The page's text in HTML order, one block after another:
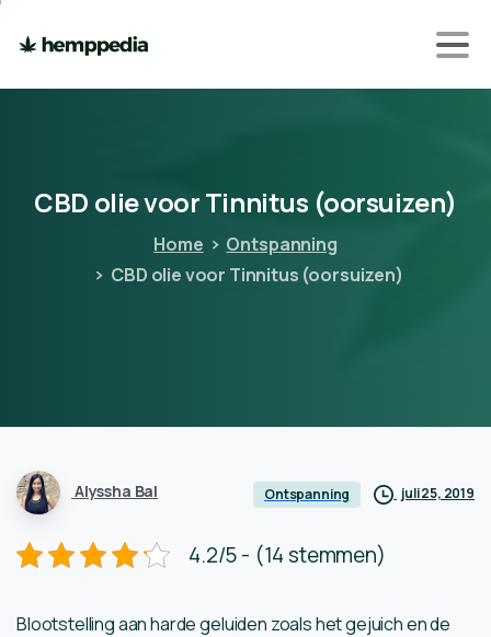
CBD olievoorTinnitus (oorsuizen)
Home
Ontspanning
CBD olie voor Tinnitus (oorsuizen)
Alyssha Bal Ontspanning juli 25, 2019
4.2/5 - (14 stemmen)
Blootstelling aan harde geluiden zoals het gejuich en de